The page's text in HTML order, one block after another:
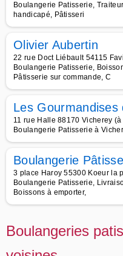
Boulangerie Patisserie,
handicapé, Pâtisseri
Olivier Aubertin
22 rue Doct Liébault 54115
Boulangerie Patisserie,
Pâtisserie sur commande, C
Les Gourmandises
11 rue Halle 88170 Vicherey
Boulangerie Patisserie à
Boulangerie
3 place Haroy 55300 Koeur la
Boulangerie Patisserie,
Boissons à emporter,
Boulangeries